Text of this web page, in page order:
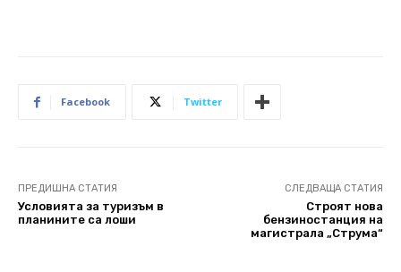
Facebook Twitter
ПРЕДИШНА СТАТИЯ
Условията за туризъм в
планините са лоши
СЛЕДВАЩА СТАТИЯ
Строят нова
бензиностанция на
магистрала „Струма“